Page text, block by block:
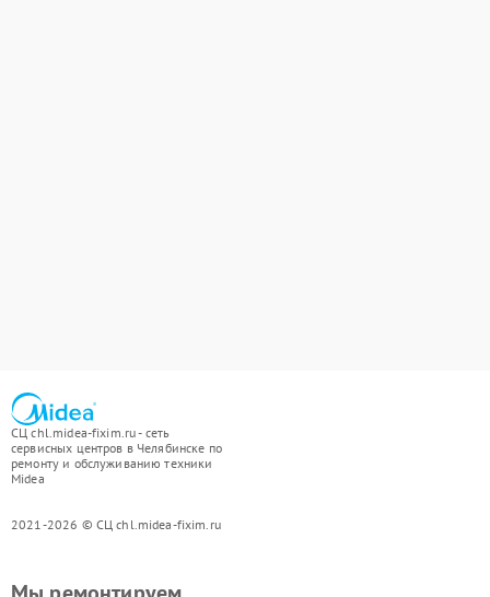
СЦ chl.midea-fixim.ru - сеть
сервисных центров в Челябинске по
ремонту и обслуживанию техники
Midea
2021-2026 © СЦ chl.midea-fixim.ru